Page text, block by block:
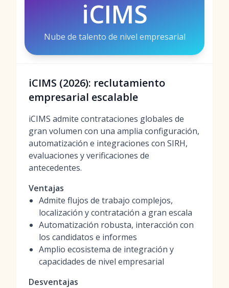
iCIMS
Nube de talento de nivel empresarial
iCIMS (2026): reclutamiento
empresarial escalable
iCIMS admite contrataciones globales de
gran volumen con una amplia configuración,
automatización e integraciones con SIRH,
evaluaciones y verificaciones de
antecedentes.
Ventajas
Admite flujos de trabajo complejos,
localización y contratación a gran escala
Automatización robusta, interacción con
los candidatos e informes
Amplio ecosistema de integración y
capacidades de nivel empresarial
Desventajas